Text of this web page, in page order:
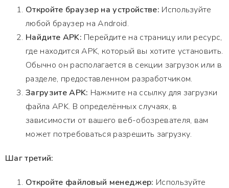
Откройте браузер на устройстве: Используйте
любой браузер на Android.
Найдите APK: Перейдите на страницу или ресурс,
где находится APK, который вы хотите установить.
Обычно он располагается в секции загрузок или в
разделе, предоставленном разработчиком.
Загрузите APK: Нажмите на ссылку для загрузки
файла APK. В определённых случаях, в
зависимости от вашего веб-обозревателя, вам
может потребоваться разрешить загрузку.
Шаг третий:
Откройте файловый менеджер: Используйте